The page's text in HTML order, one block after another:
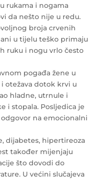
rukama i nogama
da nešto nije u redu.
broja crvenih
u tijelu teško primaju
ruku i nogu vrlo često
pogađa žene u
otežava dotok krvi u
hladne, utrnule i
i stopala. Posljedica je
na emocionalni
dijabetes, hipertireoza
također mijenjaju
što dovodi do
U većini slučajeva